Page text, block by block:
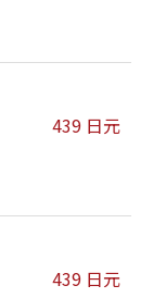
439 日元
439 日元